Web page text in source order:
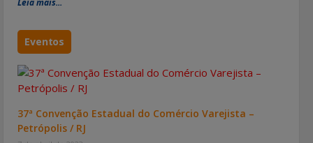
Eventos
37ª Convenção Estadual do Comércio Varejista –
Petrópolis / RJ